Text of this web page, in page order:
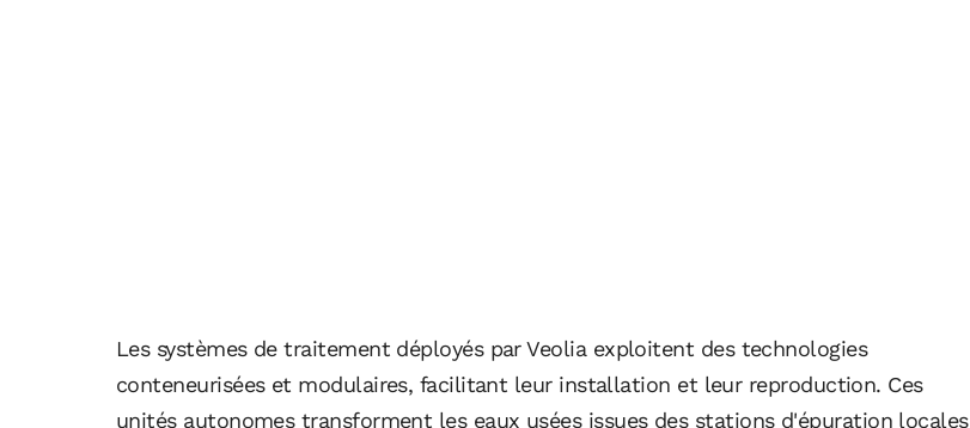
Les systèmes de traitement déployés par Veolia exploitent des technologies
conteneurisées et modulaires, facilitant leur installation et leur reproduction. Ces
unités autonomes transforment les eaux usées issues des stations d'épuration locales